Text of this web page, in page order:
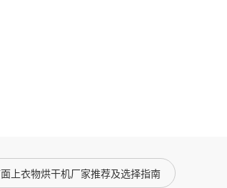
上衣物烘干机厂家推荐及选择指南